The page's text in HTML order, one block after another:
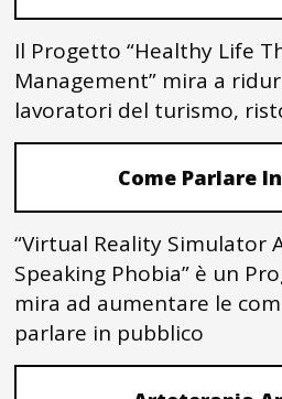
Il Progetto “Healthy Life
Management” mira a
lavoratori del turismo,
Come Parlare
“Virtual Reality Simulator
Speaking Phobia” è un
mira ad aumentare le
parlare in pubblico